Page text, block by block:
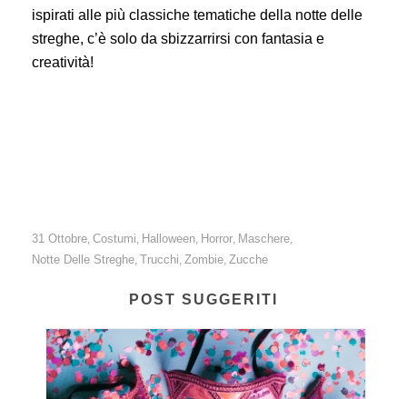
ispirati alle più classiche tematiche della notte delle
streghe, c’è solo da sbizzarrirsi con fantasia e
creatività!
31 Ottobre, Costumi, Halloween, Horror, Maschere,
Notte Delle Streghe, Trucchi, Zombie, Zucche
POST SUGGERITI